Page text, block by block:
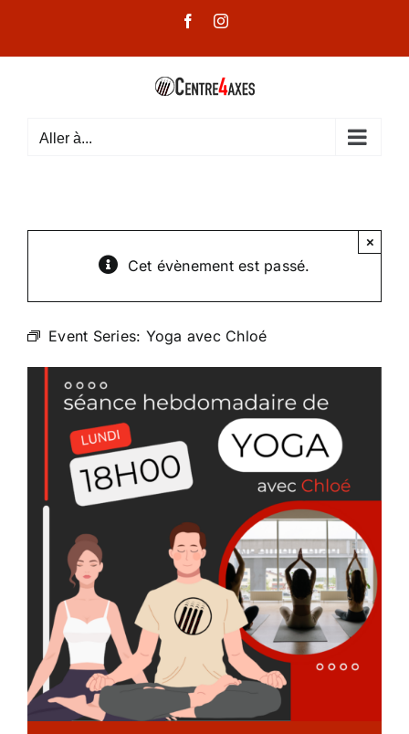
contenu
FacebookInstagram
Aller à...
Cet évènement est passé.
×
Event Series: Yoga avec Chloé